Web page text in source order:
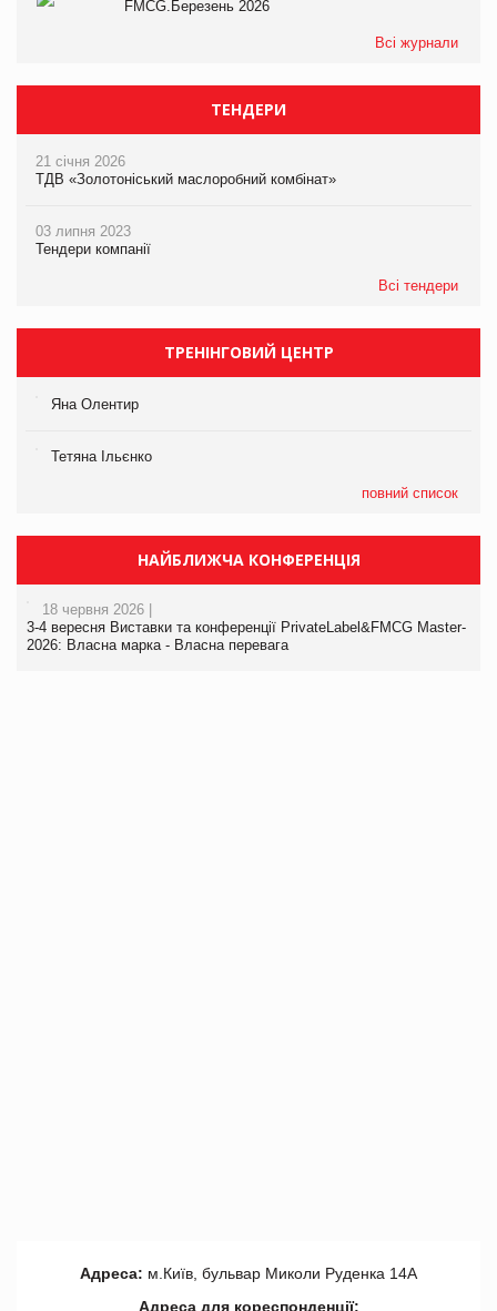
FMCG.Березень 2026
Всі журнали
ТЕНДЕРИ
21 січня 2026
ТДВ «Золотоніський маслоробний комбінат»
03 липня 2023
Тендери компанії
Всі тендери
ТРЕНІНГОВИЙ ЦЕНТР
Яна Олентир
Тетяна Ільєнко
повний список
НАЙБЛИЖЧА КОНФЕРЕНЦІЯ
18 червня 2026 |
3-4 вересня Виставки та конференції PrivateLabel&FMCG Master-
2026: Власна марка - Власна перевага
Адреса: м.Київ, бульвар Миколи Руденка 14А
Адреса для кореспонденції: